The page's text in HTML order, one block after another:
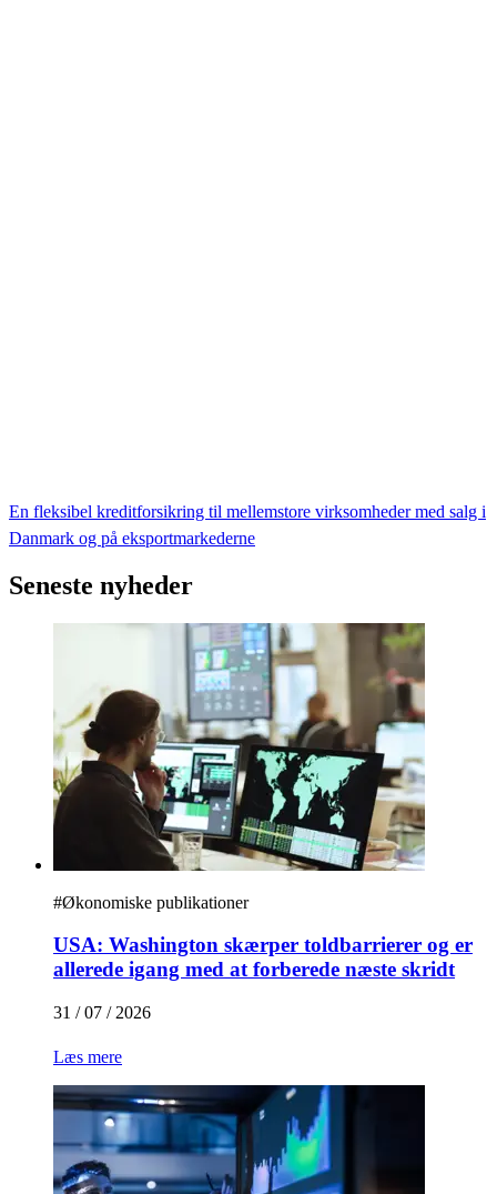
En fleksibel kreditforsikring til mellemstore virksomheder med salg i
Danmark og på eksportmarkederne
Seneste nyheder
#Økonomiske publikationer
USA: Washington skærper toldbarrierer og er
allerede igang med at forberede næste skridt
31 / 07 / 2026
Læs mere